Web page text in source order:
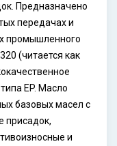
Предназначено
передачах и
промышленного
(читается как
EP. Масло
базовых масел с
присадок,
и